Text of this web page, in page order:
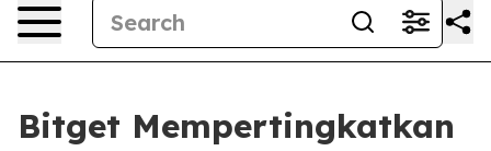
Bitget Mempertingkatkan